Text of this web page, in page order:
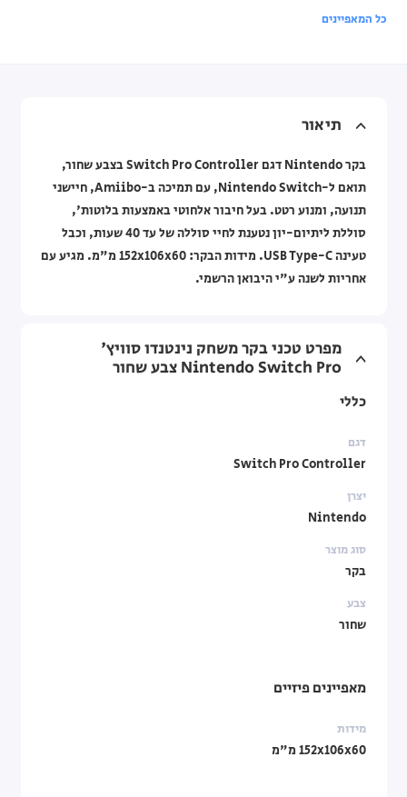
כל המאפיינים
תיאור
בקר Nintendo דגם Switch Pro Controller בצבע שחור,
תואם ל-Nintendo Switch, עם תמיכה ב-Amiibo, חיישני
תנועה, ומנוע רטט. בעל חיבור אלחוטי באמצעות בלוטות',
סוללת ליתיום-יון נטענת לחיי סוללה של עד 40 שעות, וכבל
טעינה USB Type-C. מידות הבקר: ‎152x106x60 מ"מ. מגיע עם
אחריות לשנה ע"י היבואן הרשמי.
מפרט טכני בקר משחק נינטנדו סוויץ'
Nintendo Switch Pro צבע שחור
כללי
דגם
Switch Pro Controller
יצרן
Nintendo
סוג מוצר
בקר
צבע
שחור
מאפיינים פיזיים
מידות
152x106x60 מ"מ